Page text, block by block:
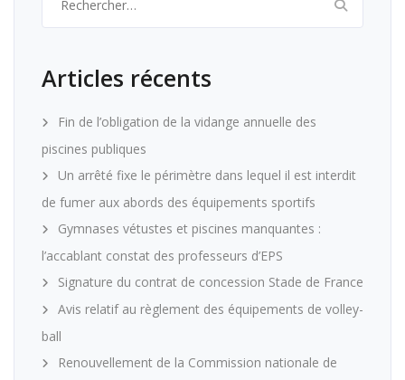
Articles récents
Fin de l’obligation de la vidange annuelle des
piscines publiques
Un arrêté fixe le périmètre dans lequel il est interdit
de fumer aux abords des équipements sportifs
Gymnases vétustes et piscines manquantes :
l’accablant constat des professeurs d’EPS
Signature du contrat de concession Stade de France
Avis relatif au règlement des équipements de volley-
ball
Renouvellement de la Commission nationale de